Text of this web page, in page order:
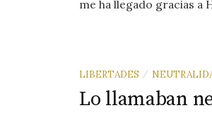
me ha llegado gracias a
LIBERTADES /
Lo llamaban